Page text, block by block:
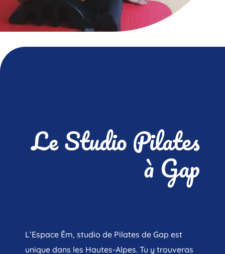
Le Studio Pilates
à Gap
L’Espace Êm, studio de Pilates de Gap est
unique dans les Hautes-Alpes. Tu y trouveras